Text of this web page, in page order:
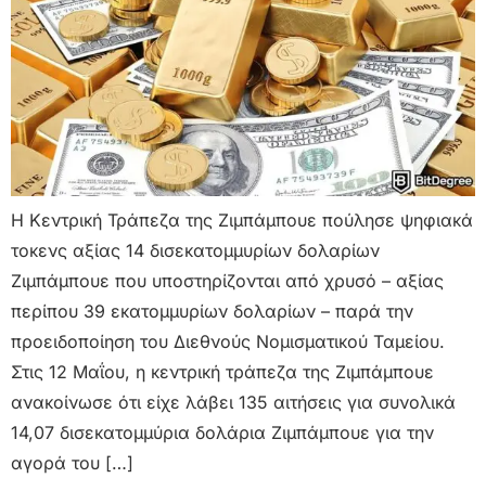
Η Κεντρική Τράπεζα της Ζιμπάμπουε πούλησε ψηφιακά
τοκενς αξίας 14 δισεκατομμυρίων δολαρίων
Ζιμπάμπουε που υποστηρίζονται από χρυσό – αξίας
περίπου 39 εκατομμυρίων δολαρίων – παρά την
προειδοποίηση του Διεθνούς Νομισματικού Ταμείου.
Στις 12 Μαΐου, η κεντρική τράπεζα της Ζιμπάμπουε
ανακοίνωσε ότι είχε λάβει 135 αιτήσεις για συνολικά
14,07 δισεκατομμύρια δολάρια Ζιμπάμπουε για την
αγορά του […]